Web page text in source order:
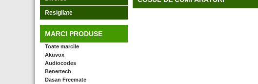
Resigilate
MARCI PRODUSE
Toate marcile
Akuvox
Audiocodes
Benertech
Dasan Freemate